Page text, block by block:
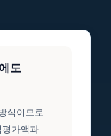
도
식이므로
가액과